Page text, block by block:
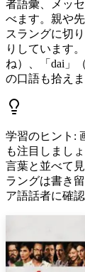
者語彙、メッ
べます。親や
スラングに切
りしています
ね）、「dai」
の口語も拾えま
学習のヒント :
も注目しまし
言葉と並べて
ラングは書き
ア語話者に確